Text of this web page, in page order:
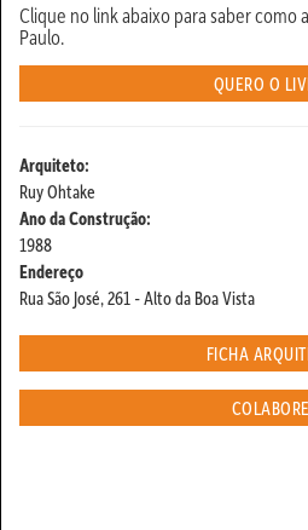
Clique no link abaixo para saber como
Paulo.
QUERO O
Arquiteto:
Ruy Ohtake
Ano da Construção:
1988
Endereço
Rua São José, 261 - Alto da Boa Vista
FICHA
COLABORE